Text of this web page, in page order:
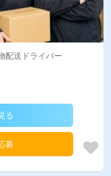
配送ドライバー
る
募